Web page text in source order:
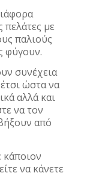
πελάτες με
παλιούς
φύγουν.
συνέχεια
ώστα να
αλλά και
να τον
από
κάποιον
να κάνετε